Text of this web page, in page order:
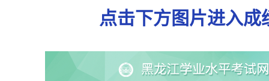
点击下方图片进入成